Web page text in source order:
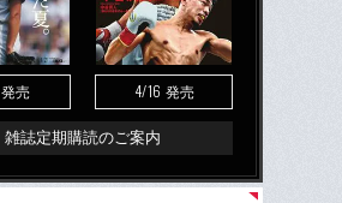
発売 4/16 発売
雑誌定期購読のご案内